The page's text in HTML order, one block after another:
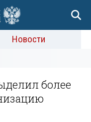
Новости
более